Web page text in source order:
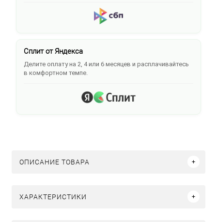
Сплит от Яндекса
Делите оплату на 2, 4 или 6 месяцев и расплачивайтесь
в комфортном темпе.
ОПИСАНИЕ ТОВАРА
ХАРАКТЕРИСТИКИ